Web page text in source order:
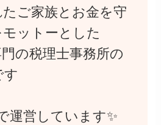
たご家族とお金を守
ットーとした
の税理士事務所の
す
運営しています✨